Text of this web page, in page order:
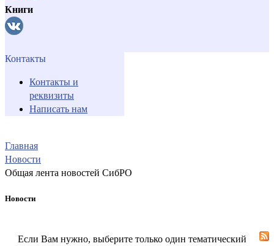
Книги
Контакты
Контакты и
реквизиты
Написать нам
Главная
Новости
Общая лента новостей СибРО
Новости
Если Вам нужно, выберите только один тематический